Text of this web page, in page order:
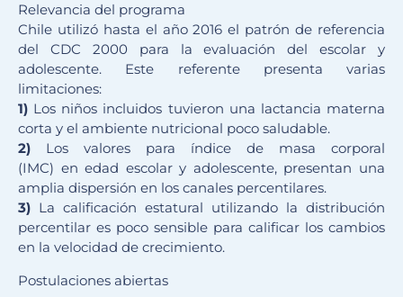
Relevancia del programa
Chile utilizó hasta el año 2016 el patrón de referencia
del CDC 2000 para la evaluación del escolar y
adolescente. Este referente presenta varias
limitaciones:
1) Los niños incluidos tuvieron una lactancia materna
corta y el ambiente nutricional poco saludable.
2) Los valores para índice de masa corporal
(IMC) en edad escolar y adolescente, presentan una
amplia dispersión en los canales percentilares.
3) La calificación estatural utilizando la distribución
percentilar es poco sensible para calificar los cambios
en la velocidad de crecimiento.
Postulaciones abiertas